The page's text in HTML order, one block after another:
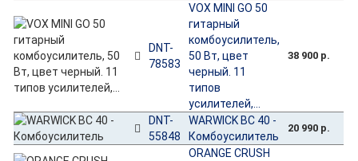
DNT-
78583
VOX MINI GO 50
гитарный
комбоусилитель,
50 Вт, цвет
черный. 11
типов
усилителей,...
38 900 р.
DNT-
55848
WARWICK BC 40 -
Комбоусилитель
20 990 р.
ORANGE CRUSH